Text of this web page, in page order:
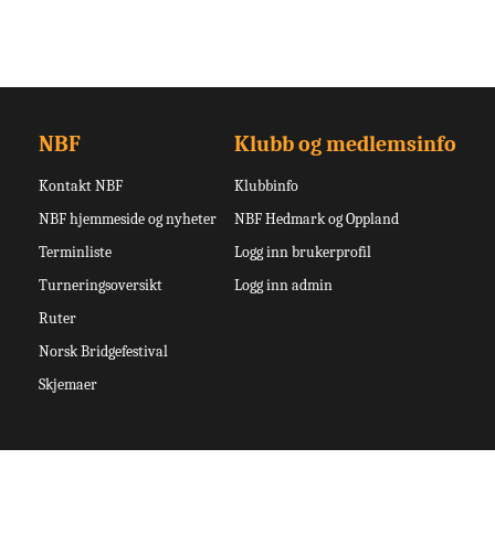
NBF
Kontakt NBF
NBF hjemmeside og nyheter
Terminliste
Turneringsoversikt
Ruter
Norsk Bridgefestival
Skjemaer
Klubb og medlemsinfo
Klubbinfo
NBF Hedmark og Oppland
Logg inn brukerprofil
Logg inn admin